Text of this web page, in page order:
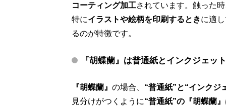
コーティング加工されています。触った
特にイラストや絵柄を印刷するときに適
るのが特徴です。
『胡蝶蘭』は普通紙とインクジェッ
『胡蝶蘭』 の場合、 “普通紙”と“インクジ
見分けがつくように“普通紙”の『胡蝶蘭